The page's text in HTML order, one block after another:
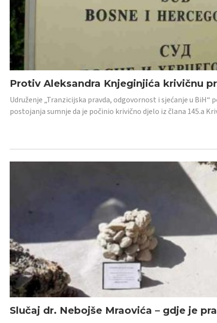
Protiv Aleksandra Knjeginjića krivičnu
Udruženje „Tranzicijska pravda, odgovornost i sjećanje u
postojanja sumnje da je počinio krivično djelo iz člana 145.a
Slučaj dr. Nebojše Mraovića – gdje je